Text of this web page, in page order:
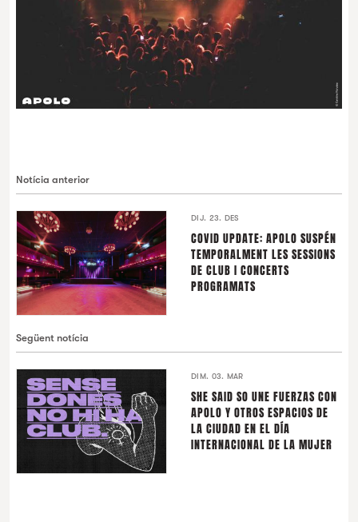
Notícia anterior
DIJ. 23. DES
COVID UPDATE: APOLO SUSPÉN
TEMPORALMENT LES SESSIONS
DE CLUB I CONCERTS
PROGRAMATS
Següent notícia
DIM. 03. MAR
SHE SAID SO UNE FUERZAS CON
APOLO Y OTROS ESPACIOS DE
LA CIUDAD EN EL DÍA
INTERNACIONAL DE LA MUJER